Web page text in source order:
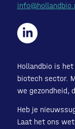
Hollandbio is
biotech sector.
we gezondheid,
Heb je
Laat het ons